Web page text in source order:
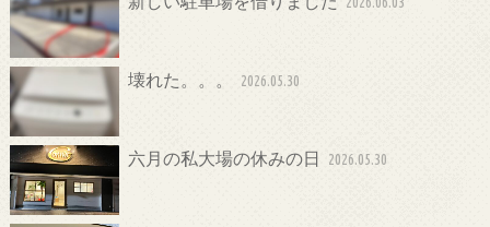
壊れた。。。 2026.05.30
六月の私大場の休みの日 2026.05.30